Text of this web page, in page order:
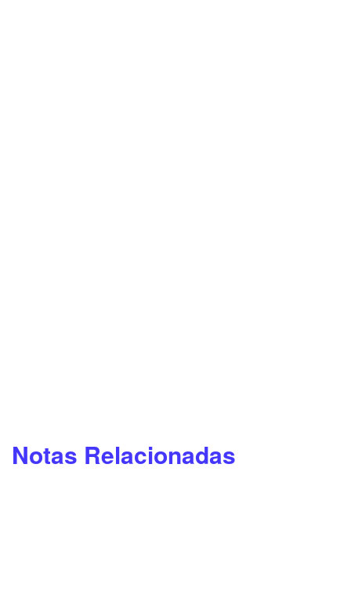
Notas Relacionadas